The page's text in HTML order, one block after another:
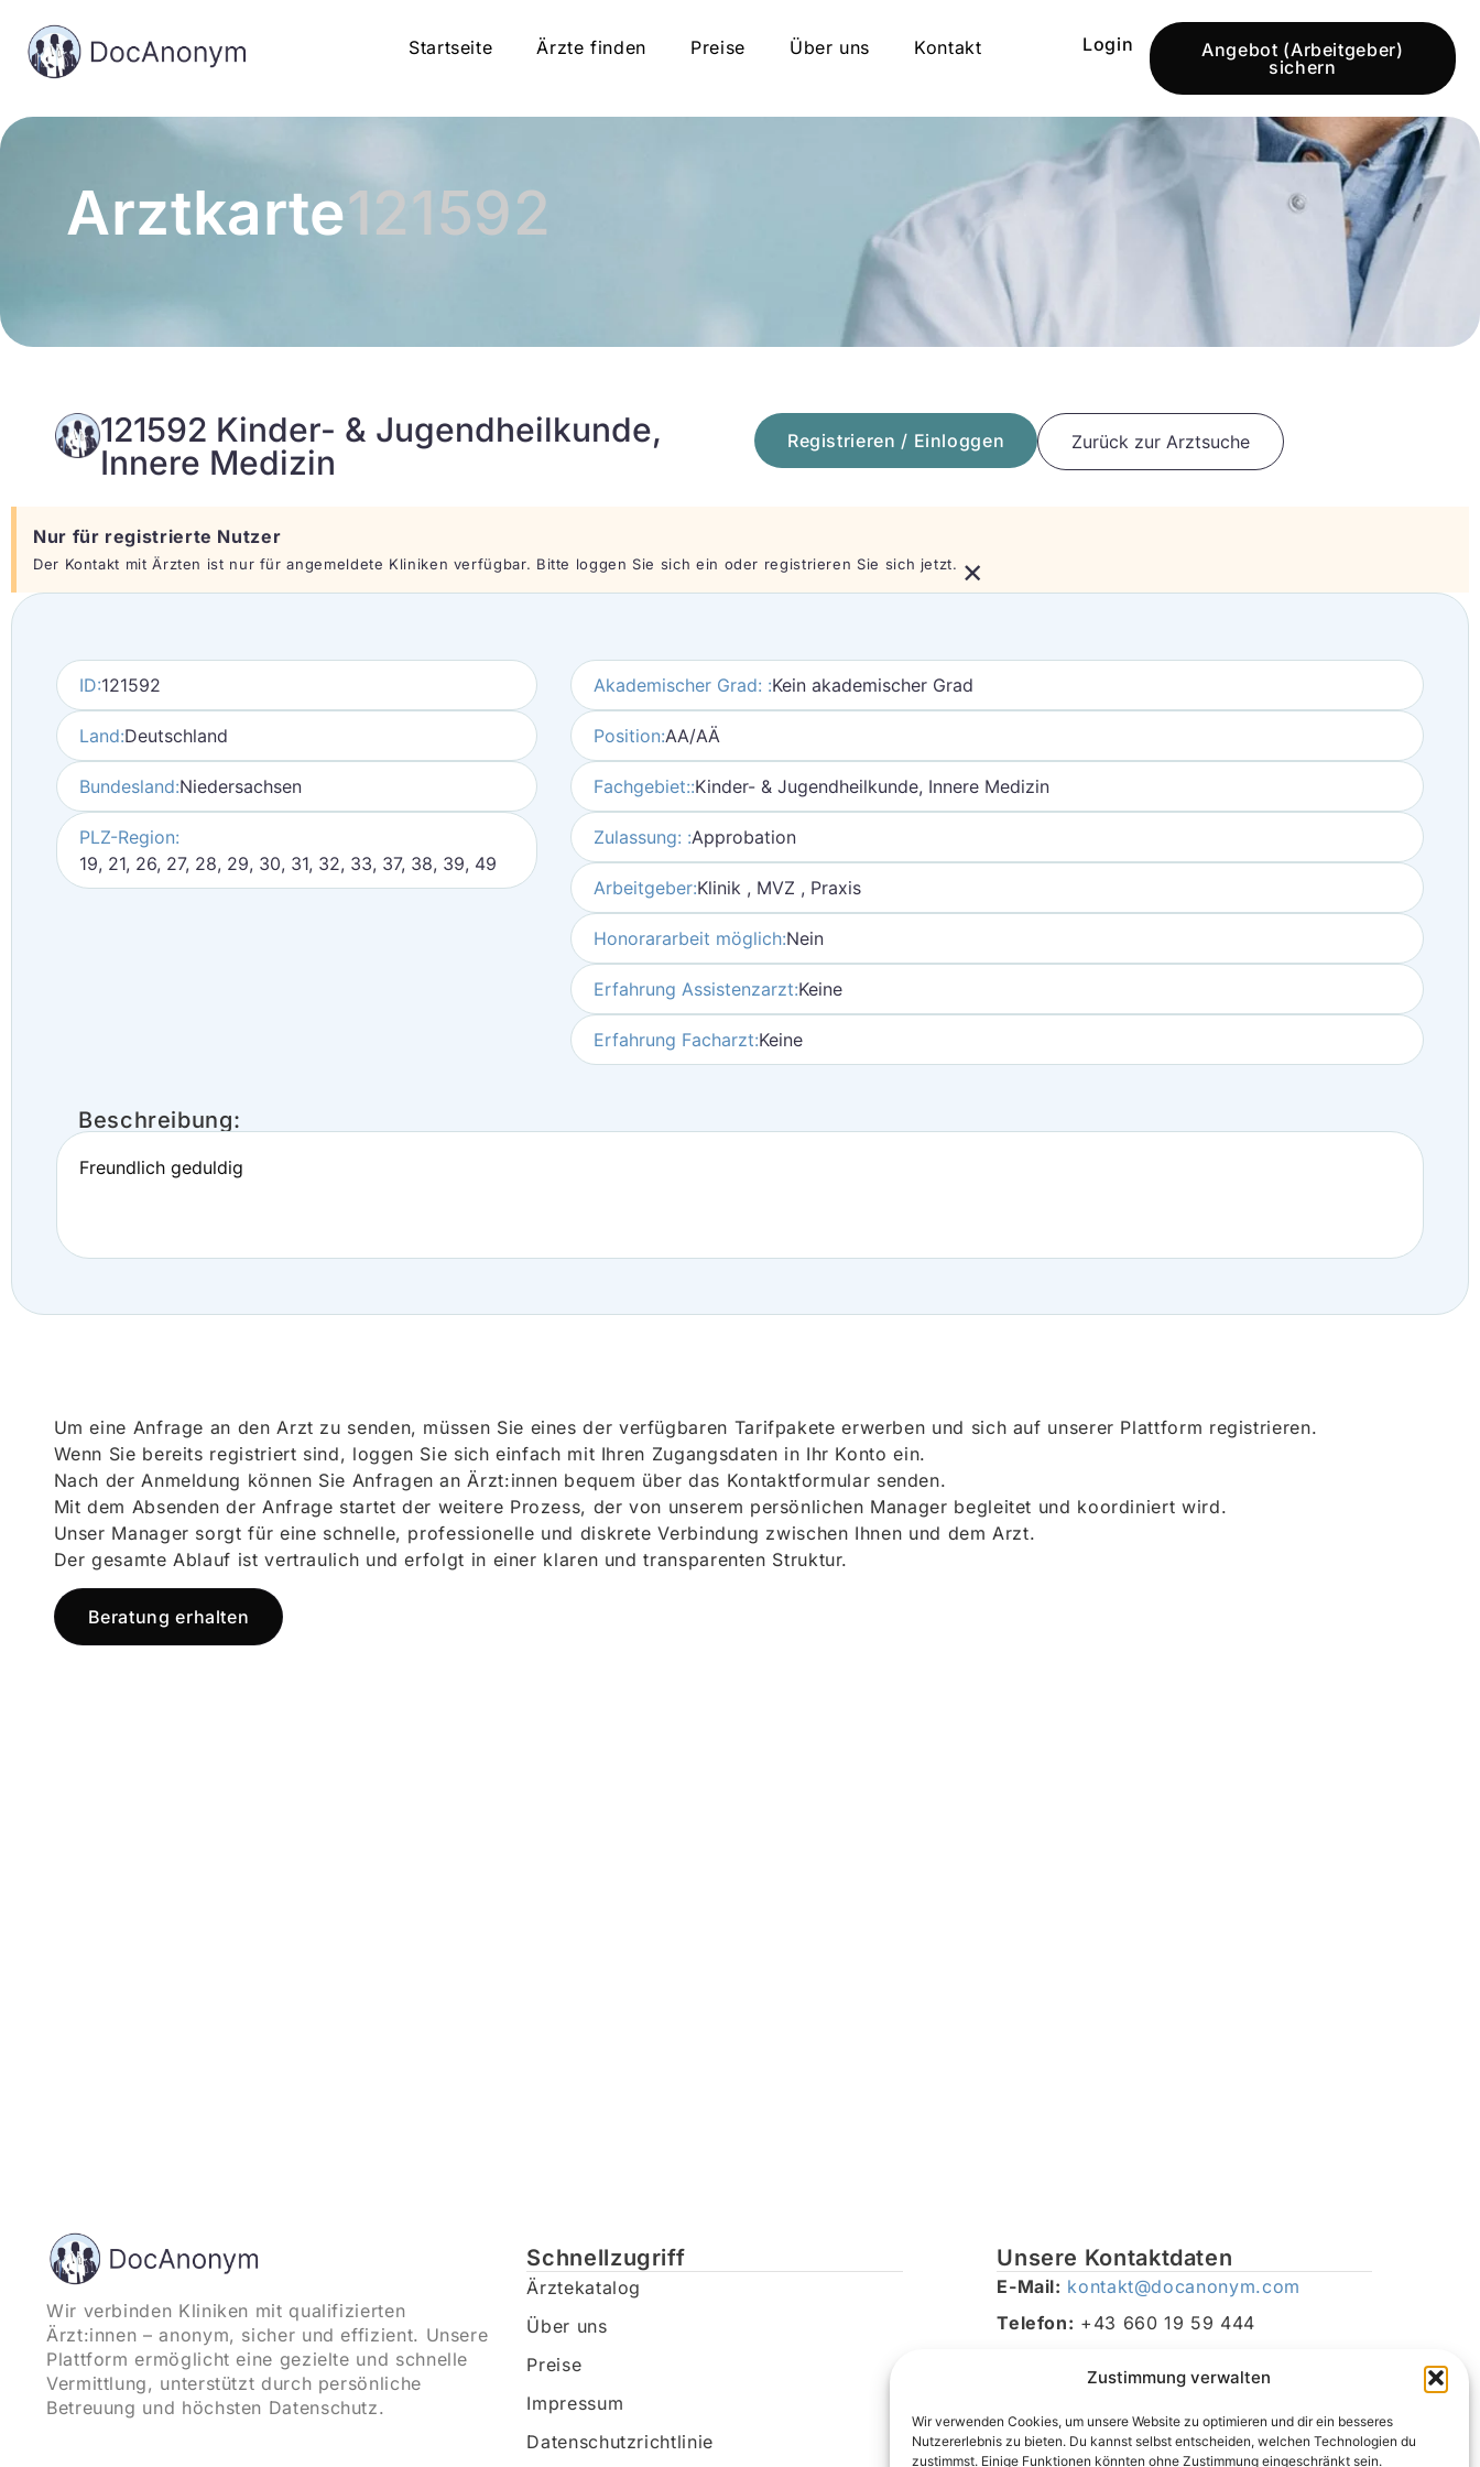
Zustimmung verwalten
Wir verwenden Cookies, um unsere Website zu optimieren und dir ein besseres
Nutzererlebnis zu bieten. Du kannst selbst entscheiden, welchen Technologien du
zustimmst. Einige Funktionen könnten ohne Zustimmung eingeschränkt sein.
Startseite Ärzte finden Preise Über uns Kontakt Login
Angebot (Arbeitgeber)
sichern
Arztkarte121592
121592 Kinder- & Jugendheilkunde,
Innere Medizin
Registrieren / Einloggen Zurück zur Arztsuche
Nur für registrierte Nutzer
Der Kontakt mit Ärzten ist nur für angemeldete Kliniken verfügbar. Bitte loggen Sie sich ein oder registrieren Sie sich jetzt. ×
ID:121592
Land:Deutschland
Bundesland:Niedersachsen
PLZ-Region:
19, 21, 26, 27, 28, 29, 30, 31, 32, 33, 37, 38, 39, 49
Akademischer Grad: :Kein akademischer Grad
Position:AA/AÄ
Fachgebiet::Kinder- & Jugendheilkunde, Innere Medizin
Zulassung: :Approbation
Arbeitgeber:Klinik , MVZ , Praxis
Honorararbeit möglich:Nein
Erfahrung Assistenzarzt:Keine
Erfahrung Facharzt:Keine
Beschreibung:
Freundlich geduldig
Um eine Anfrage an den Arzt zu senden, müssen Sie eines der verfügbaren Tarifpakete erwerben und sich auf unserer Plattform registrieren.
Wenn Sie bereits registriert sind, loggen Sie sich einfach mit Ihren Zugangsdaten in Ihr Konto ein.
Nach der Anmeldung können Sie Anfragen an Ärzt:innen bequem über das Kontaktformular senden.
Mit dem Absenden der Anfrage startet der weitere Prozess, der von unserem persönlichen Manager begleitet und koordiniert wird.
Unser Manager sorgt für eine schnelle, professionelle und diskrete Verbindung zwischen Ihnen und dem Arzt.
Der gesamte Ablauf ist vertraulich und erfolgt in einer klaren und transparenten Struktur.
Beratung erhalten
Wir verbinden Kliniken mit qualifizierten
Ärzt:innen – anonym, sicher und effizient. Unsere
Plattform ermöglicht eine gezielte und schnelle
Vermittlung, unterstützt durch persönliche
Betreuung und höchsten Datenschutz.
Schnellzugriff
Ärztekatalog
Über uns
Preise
Impressum
Datenschutzrichtlinie
Unsere Kontaktdaten
E-Mail: kontakt@docanonym.com
Telefon: +43 660 19 59 444
Traunsee, Österreich